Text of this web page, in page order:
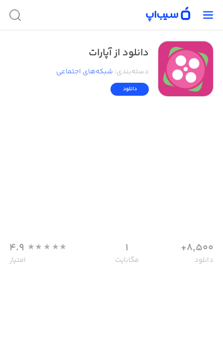
دانلود از آپارات
دسته‌بندی: شبکه‌های اجتماعی
دانلود
8,500+
دانلود
1
مگابایت
4.9
امتیاز